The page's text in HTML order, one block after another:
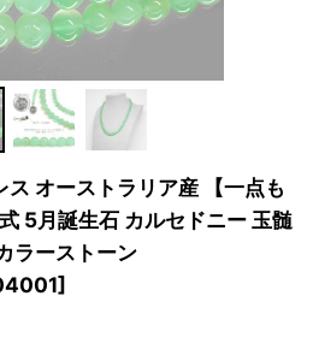
オーストラリア産 【一点も
5月誕生石 カルセドニー 玉髄
ラーストーン
]